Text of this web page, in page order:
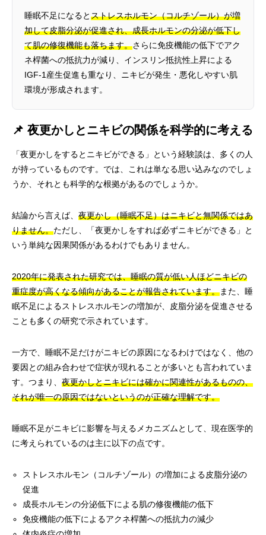
睡眠不足になるとストレスホルモン（コルチゾール）が増
加して皮脂分泌が促進され、成長ホルモンの分泌が低下し
て肌の修復機能も落ちます。さらに免疫機能の低下でアク
ネ桿菌への抵抗力が減り、インスリン抵抗性上昇による
IGF-1産生促進も重なり、ニキビが発生・悪化しやすい肌
環境が形成されます。
📌 夜更かしとニキビの関係を科学的に考える
「夜更かしをするとニキビができる」という経験談は、多くの人
が持っているものです。では、これは単なる思い込みなのでしょ
うか、それとも科学的な根拠があるのでしょうか。
結論から言えば、 夜更かし（睡眠不足）はニキビと無関係ではあ
りません。ただし、「夜更かしをすれば必ずニキビができる」と
いう単純な因果関係があるわけでもありません。
2020年に発表された研究では、睡眠の質が低い人ほどニキビの
重症度が高くなる傾向があることが報告されています。また、睡
眠不足によるストレスホルモンの増加が、皮脂分泌を促進させる
ことも多くの研究で示されています。
一方で、睡眠不足だけがニキビの原因になるわけではなく、他の
要因との組み合わせで症状が現れることが多いとも言われていま
す。つまり、 夜更かしとニキビには確かに関連性があるものの、
それが唯一の原因ではないというのが正確な理解です。
睡眠不足がニキビに影響を与えるメカニズムとして、現在医学的
に考えられているのは主に以下の点です。
ストレスホルモン（コルチゾール）の増加による皮脂分泌の
促進
成長ホルモンの分泌低下による肌の修復機能の低下
免疫機能の低下によるアクネ桿菌への抵抗力の減少